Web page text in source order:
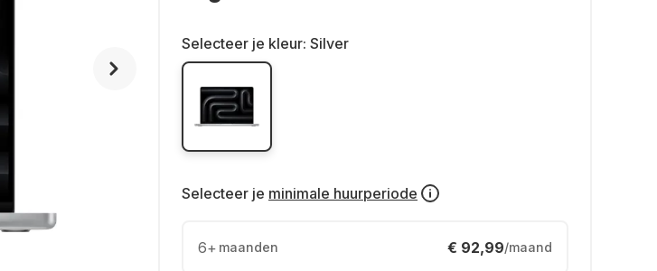
Selecteer je kleur: Silver
Selecteer je minimale huurperiode
6+ maanden € 92,99/maand